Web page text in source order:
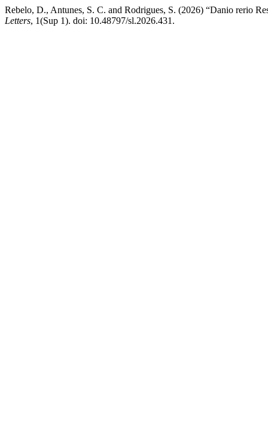
Rebelo, D., Antunes, S. C. and Rodrigues, S. (2026) “Danio rerio
Letters, 1(Sup 1). doi: 10.48797/sl.2026.431.